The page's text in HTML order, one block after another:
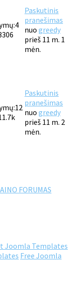
4
Paskutinis
pranešimas
nuo greedy
prieš 11 m. 1
mėn.
12
Paskutinis
pranešimas
nuo greedy
prieš 11 m. 2
mėn.
FORUMAS
Joomla Templates
Free Joomla